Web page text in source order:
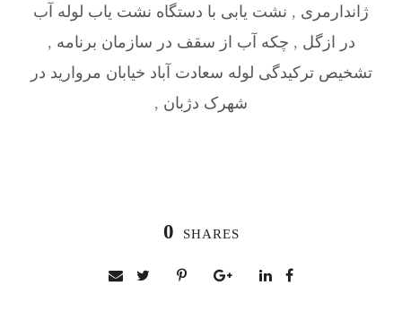
ژاندارمری , نشت یابی با دستگاه نشت یاب لوله آب
در ازگل , چکه آب از سقف در سازمان برنامه ,
تشخیص ترکیدگی لوله سعادت آباد خیابان مروارید در
شهرک دژبان ,
0 SHARES